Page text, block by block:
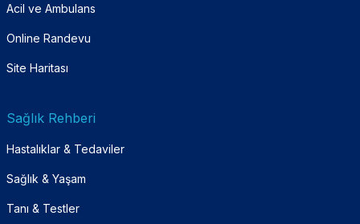
Acil ve Ambulans
Online Randevu
Site Haritası
Sağlık Rehberi
Hastalıklar & Tedaviler
Sağlık & Yaşam
Tanı & Testler